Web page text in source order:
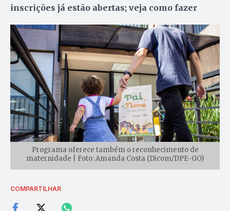
inscrições já estão abertas; veja como fazer
Programa oferece também o reconhecimento de
maternidade | Foto: Amanda Costa (Dicom/DPE-GO)
COMPARTILHAR